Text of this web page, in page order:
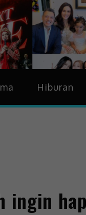
Hiburan,
Hiburan
ingin